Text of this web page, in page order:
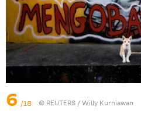
6 /18 © REUTERS / Willy Kurniawan